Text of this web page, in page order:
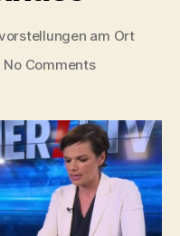
am Ort
No Commentson
ist
eine
echte